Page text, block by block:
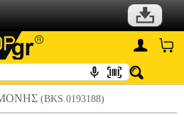
(BKS.0193188)